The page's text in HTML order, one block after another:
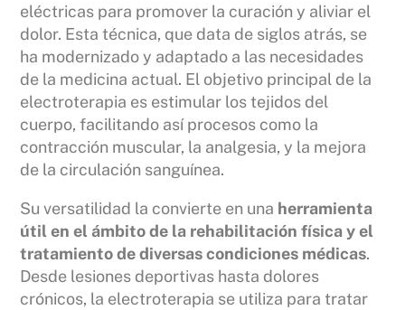
eléctricas para promover la curación y aliviar el
dolor. Esta técnica, que data de siglos atrás, se
ha modernizado y adaptado a las necesidades
de la medicina actual. El objetivo principal de la
electroterapia es estimular los tejidos del
cuerpo, facilitando así procesos como la
contracción muscular, la analgesia, y la mejora
de la circulación sanguínea.
Su versatilidad la convierte en una herramienta
útil en el ámbito de la rehabilitación física y el
tratamiento de diversas condiciones médicas.
Desde lesiones deportivas hasta dolores
crónicos, la electroterapia se utiliza para tratar